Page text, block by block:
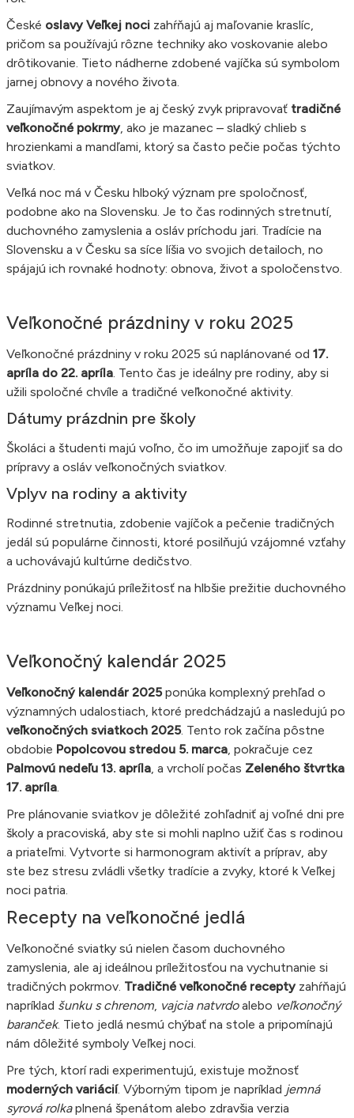
České oslavy Veľkej noci zahŕňajú aj maľovanie kraslíc,
pričom sa používajú rôzne techniky ako voskovanie alebo
drôtikovanie. Tieto nádherne zdobené vajíčka sú symbolom
jarnej obnovy a nového života.
Zaujímavým aspektom je aj český zvyk pripravovať tradičné
veľkonočné pokrmy, ako je mazanec – sladký chlieb s
hrozienkami a mandľami, ktorý sa často pečie počas týchto
sviatkov.
Veľká noc má v Česku hlboký význam pre spoločnosť,
podobne ako na Slovensku. Je to čas rodinných stretnutí,
duchovného zamyslenia a osláv príchodu jari. Tradície na
Slovensku a v Česku sa síce líšia vo svojich detailoch, no
spájajú ich rovnaké hodnoty: obnova, život a spoločenstvo.
Veľkonočné prázdniny v roku 2025
Veľkonočné prázdniny v roku 2025 sú naplánované od 17.
apríla do 22. apríla . Tento čas je ideálny pre rodiny, aby si
užili spoločné chvíle a tradičné veľkonočné aktivity.
Dátumy prázdnin pre školy
Školáci a študenti majú voľno, čo im umožňuje zapojiť sa do
prípravy a osláv veľkonočných sviatkov.
Vplyv na rodiny a aktivity
Rodinné stretnutia, zdobenie vajíčok a pečenie tradičných
jedál sú populárne činnosti, ktoré posilňujú vzájomné vzťahy
a uchovávajú kultúrne dedičstvo.
Prázdniny ponúkajú príležitosť na hlbšie prežitie duchovného
významu Veľkej noci.
Veľkonočný kalendár 2025
Veľkonočný kalendár 2025ponúka komplexný prehľad o
významných udalostiach, ktoré predchádzajú a nasledujú po
veľkonočných sviatkoch 2025. Tento rok začína pôstne
obdobie Popolcovou stredou 5. marca , pokračuje cez
Palmovú nedeľu 13. apríla , a vrcholí počas Zeleného štvrtka
17. apríla
Pre plánovanie sviatkov je dôležité zohľadniť aj voľné dni pre
školy a pracoviská, aby ste si mohli naplno užiť čas s rodinou
a priateľmi. Vytvorte si harmonogram aktivít a príprav, aby
ste bez stresu zvládli všetky tradície a zvyky, ktoré k Veľkej
noci patria.
Recepty na veľkonočné jedlá
Veľkonočné sviatky sú nielen časom duchovného
zamyslenia, ale aj ideálnou príležitosťou na vychutnanie si
tradičných pokrmov. Tradičné veľkonočné receptyzahŕňajú
napríklad šunku s chrenom vajcia natvrdoalebo veľkonočný
baranček. Tieto jedlá nesmú chýbať na stole a pripomínajú
nám dôležité symboly Veľkej noci.
Pre tých, ktorí radi experimentujú, existuje možnosť
moderných variácií. Výborným tipom je napríklad jemná
syrová rolkaplnená špenátom alebo zdravšia verzia